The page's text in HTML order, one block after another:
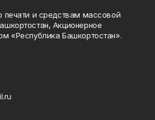
печати и средствам массовой
Акционерное
«Республика Башкортостан».